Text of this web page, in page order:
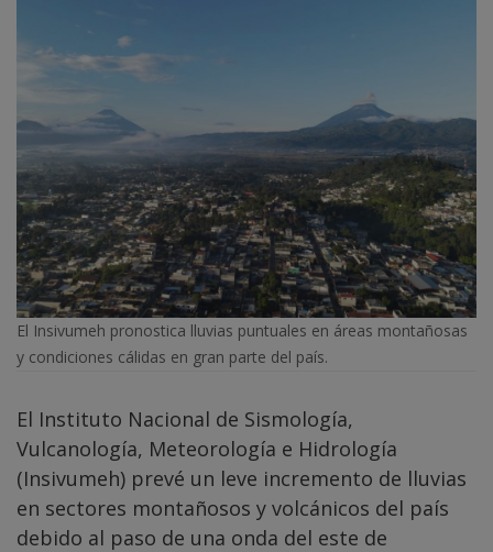
El Insivumeh pronostica lluvias puntuales en áreas montañosas
y condiciones cálidas en gran parte del país.
El Instituto Nacional de Sismología,
Vulcanología, Meteorología e Hidrología
(Insivumeh) prevé un leve incremento de lluvias
en sectores montañosos y volcánicos del país
debido al paso de una onda del este de